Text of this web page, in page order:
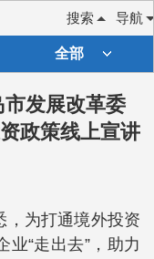
导航
搜索
全部
发展改革委
政策线上宣讲
，为打通境外投资
“走出去”，助力